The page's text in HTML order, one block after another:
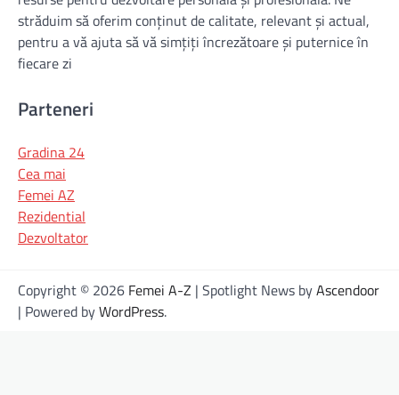
străduim să oferim conținut de calitate, relevant și actual,
pentru a vă ajuta să vă simțiți încrezătoare și puternice în
fiecare zi
Parteneri
Gradina 24
Cea mai
Femei AZ
Rezidential
Dezvoltator
Copyright © 2026 Femei A-Z | Spotlight News byAscendoor
| Powered byWordPress.